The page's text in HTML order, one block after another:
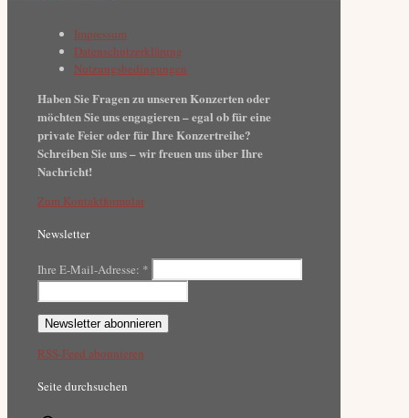
Impressum
Datenschutzerklärung
Nutzungsbedingungen
Haben Sie Fragen zu unseren Konzerten oder
möchten Sie uns engagieren – egal ob für eine
private Feier oder für Ihre Konzertreihe?
Schreiben Sie uns – wir freuen uns über Ihre
Nachricht!
Zum Kontaktformular
Newsletter
Ihre E-Mail-Adresse: *
RSS-Feed abonnieren
Seite durchsuchen